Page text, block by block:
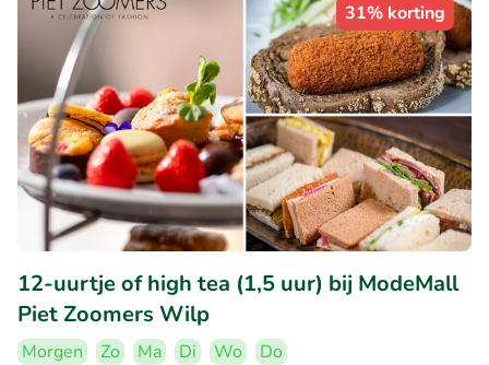
31% korting
12-uurtje of high tea (1,5 uur) bij ModeMall
Piet Zoomers Wilp
Morgen Zo Ma Di Wo
Do